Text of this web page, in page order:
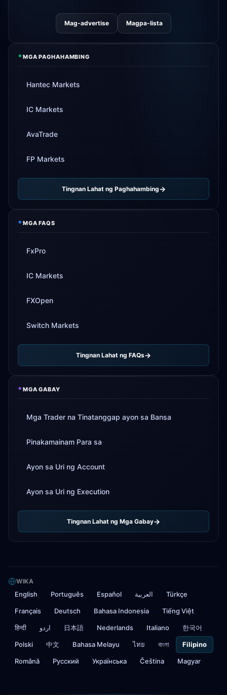
Mag-advertise Magpa-lista
*MGA PAGHAHAMBING
Hantec Markets
IC Markets
AvaTrade
FP Markets
Tingnan Lahat ng Paghahambing
*MGA FAQS
FxPro
IC Markets
FXOpen
Switch Markets
Tingnan Lahat ng FAQs
*MGA GABAY
Mga Trader na Tinatanggap ayon sa Bansa
Pinakamainam Para sa
Ayon sa Uri ng Account
Ayon sa Uri ng Execution
Tingnan Lahat ng Mga Gabay
WIKA
English Português Español العربية Türkçe
Français Deutsch Bahasa Indonesia Tiếng Việt
हिन्दी اردو 日本語 Nederlands Italiano 한국어
Polski 中文 Bahasa Melayu ไทย বাংলা Filipino
Română Русский Українська Čeština Magyar